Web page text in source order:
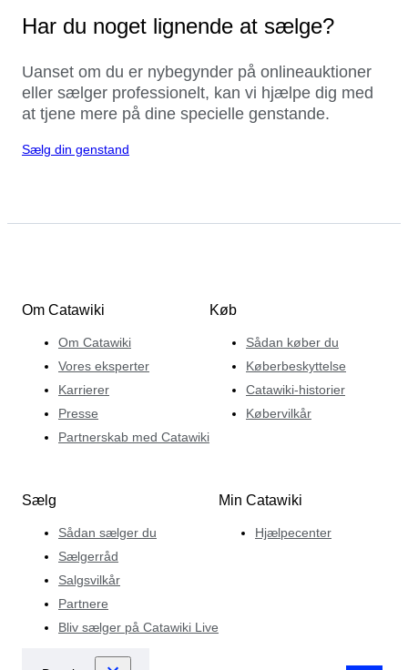
Har du noget lignende at sælge?
Uanset om du er nybegynder på onlineauktioner
eller sælger professionelt, kan vi hjælpe dig med
at tjene mere på dine specielle genstande.
Sælg din genstand
Om Catawiki
Om Catawiki
Vores eksperter
Karrierer
Presse
Partnerskab med Catawiki
Køb
Sådan køber du
Køberbeskyttelse
Catawiki-historier
Købervilkår
Sælg
Sådan sælger du
Sælgerråd
Salgsvilkår
Partnere
Bliv sælger på Catawiki Live
Min Catawiki
Hjælpecenter